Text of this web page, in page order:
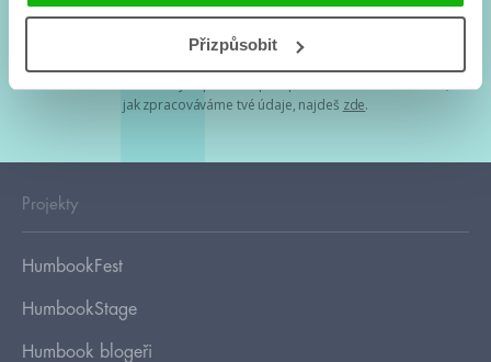
Přizpůsobit
Tvá e-mailová adresa je u nás v bezpečí. Přečti si
jak zpracováváme tvé údaje, najdeš zde.
Projekty
HumbookFest
HumbookStage
Humbook blogeři